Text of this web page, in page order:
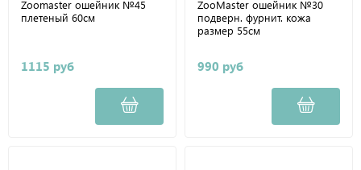
Zoomaster ошейник №45
плетеный 60см
1115 руб
ZooMaster ошейник №30
подверн. фурнит. кожа
размер 55см
990 руб